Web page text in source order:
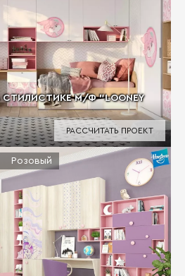
СТИЛИСТИКЕ М/Ф "LOONEY
РАССЧИТАТЬ ПРОЕКТ
Розовый